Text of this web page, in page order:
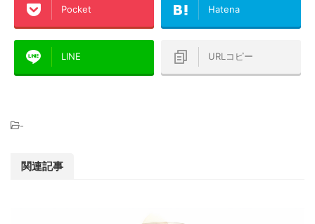
Pocket Hatena
LINE URLコピー
-
関連記事